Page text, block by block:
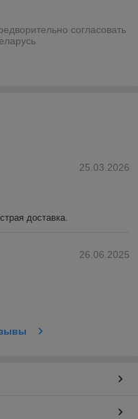
согласовать
25.03.2026
доставка.
26.06.2025